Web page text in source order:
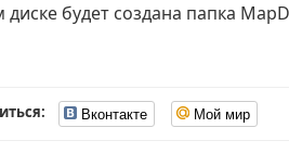
будет создана папка
Вконтакте Мой мир